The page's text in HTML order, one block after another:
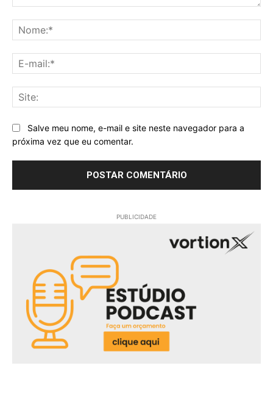
Salve meu nome, e-mail e site neste navegador para a
próxima vez que eu comentar.
PUBLICIDADE